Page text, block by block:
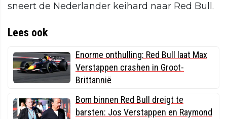
sneert de Nederlander keihard naar Red Bull.
Lees ook
Enorme onthulling: Red Bull laat Max
Verstappen crashen in Groot-
Brittannië
Bom binnen Red Bull dreigt te
barsten: Jos Verstappen en Raymond